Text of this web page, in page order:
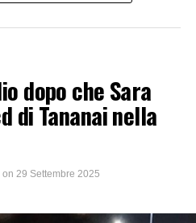
dopo che Sara
di Tananai nella
on 29 Settembre 2025